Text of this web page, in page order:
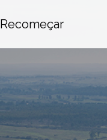
Recomeçar